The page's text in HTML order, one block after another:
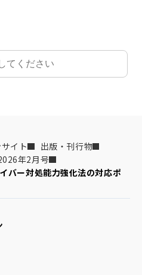
イト
出版・刊行物
年2月号
バー対処能力強化法の対応ポ